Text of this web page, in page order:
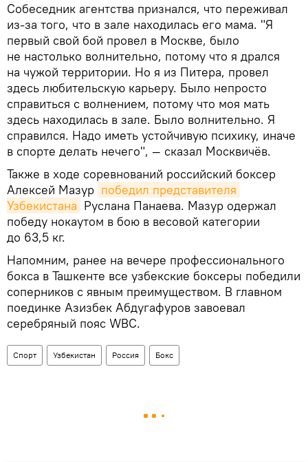
Собеседник агентства признался, что переживал
из-за того, что в зале находилась его мама. "Я
первый свой бой провел в Москве, было
не настолько волнительно, потому что я дрался
на чужой территории. Но я из Питера, провел
здесь любительскую карьеру. Было непросто
справиться с волнением, потому что моя мать
здесь находилась в зале. Было волнительно. Я
справился. Надо иметь устойчивую психику, иначе
в спорте делать нечего", — сказал Москвичёв.
Также в ходе соревнований российский боксер
Алексей Мазур победил представителя
Узбекистана Руслана Панаева. Мазур одержал
победу нокаутом в бою в весовой категории
до 63,5 кг.
Напомним, ранее на вечере профессионального
бокса в Ташкенте все узбекские боксеры победили
соперников с явным преимуществом. В главном
поединке Азизбек Абдугафуров завоевал
серебряный пояс WBC.
Спорт Узбекистан Россия Бокс